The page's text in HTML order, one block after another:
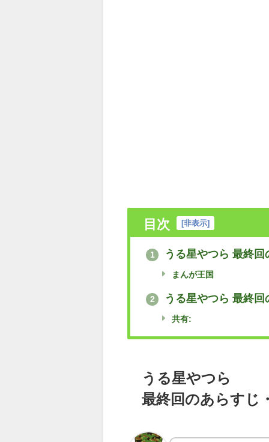
目次 [非表示]
1 うる星やつら 最終
まんが王国
2 うる星やつら 最終回
共有:
うる星やつら
最終回のあらすじ